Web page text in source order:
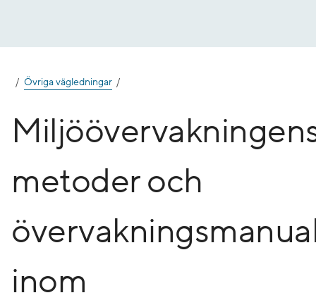
Övriga vägledningar
metoder och
inom